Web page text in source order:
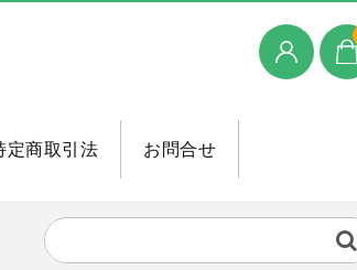
定商取引法 お問合せ